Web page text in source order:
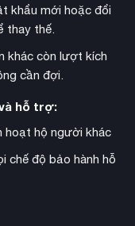
sẻ tài nguyên và
này tạo thêm nhiều
chơi.
khẩu mới hoặc đổi
thay thế.
khác còn lượt kích
cần đợi.
hỗ trợ:
hoạt hộ người khác
chế độ bảo hành hỗ